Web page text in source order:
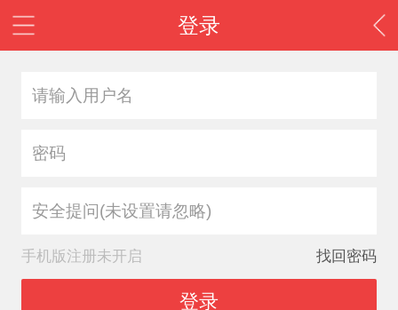
登录
安全提问(未设置请忽略)
手机版注册未开启 找回密码
登录